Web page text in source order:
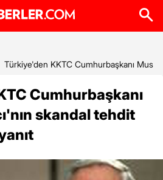
Türkiye'den KKTC Cumhurbaşkanı
Cumhurbaşkanı
skandal tehdit